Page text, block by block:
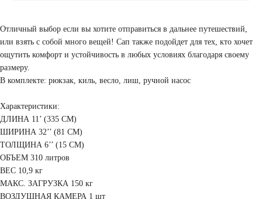
Отличный выбор если вы хотите отправиться в дальнее путешествий,
или взять с собой много вещей! Сап также подойдет для тех, кто хочет
ощутить комфорт и устойчивость в любых условиях благодаря своему
размеру.
В комплекте: рюкзак, киль, весло, лиш, ручной насос
Характеристики:
ДЛИНА 11’ (335 CM)
ШИРИНА 32’’ (81 CM)
ТОЛЩИНА 6’’ (15 CM)
ОБЪЕМ 310 литров
ВЕС 10,9 кг
МАКС. ЗАГРУЗКА 150 кг
ВОЗДУШНАЯ КАМЕРА 1 шт
виде, как пришла вам посылка. При возврате товара надлежащего
качества, сумма за доставку не возвращается и также оплата
обратной доставки на склад осуществляется покупателем. Возврат
денежных средств осуществляется в течение 3-х рабочих дней с
момента получения нами товара в надлежащем виде и полной
комплектации. При оплате банковской картой или электронным
кошельком, возврат денежных средств будет осуществлен на счет, с
которого производилась оплата. Если вы понесли расходы за
возмещены эти расходы при наличии документа, подтверждающего
стоимость пересылки. Пожалуйста, сохраняйте квитанцию от
отправке! Обмен товара надлежащего качества осуществляется в
течение 2-х недель с момента покупки на официальном сайте.
Обмен может быть осуществлен в полной комплектации и упаковке,
в том же виде, как пришла вам посылка. При обмене товара
надлежащего качества оплата обратной доставки на склад
осуществляется покупателем.